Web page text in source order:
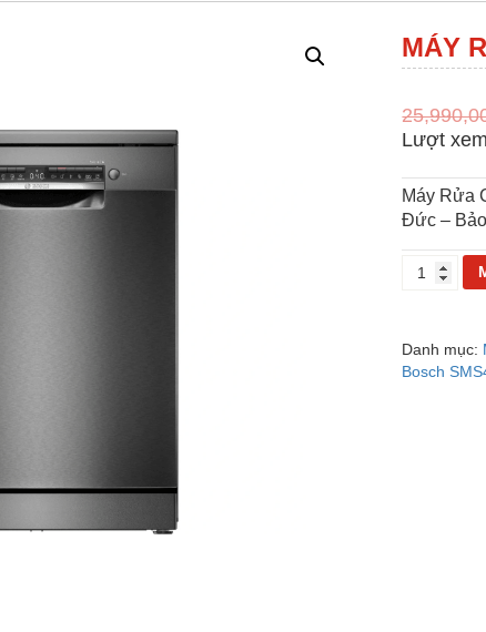
MÁY
Lượt
Máy Rửa
Đức –
MÁY
số
Danh mục:
Bosch